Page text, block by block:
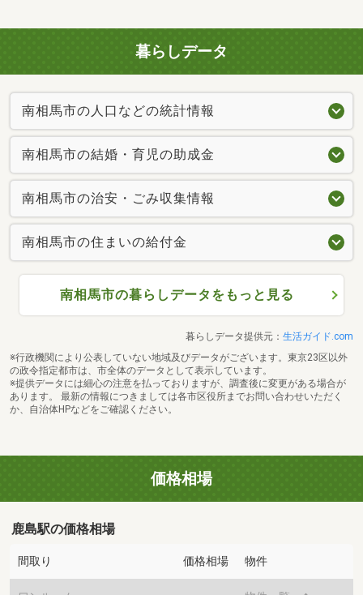
暮らしデータ
南相馬市の人口などの統計情報
南相馬市の結婚・育児の助成金
南相馬市の治安・ごみ収集情報
南相馬市の住まいの給付金
南相馬市の暮らしデータをもっと見る
暮らしデータ提供元： 生活ガイド.com
※行政機関により公表していない地域及びデータがございます。東京23区以外
の政令指定都市は、市全体のデータとして表示しています。
※提供データには細心の注意を払っておりますが、調査後に変更がある場合が
あります。 最新の情報につきましては各市区役所までお問い合わせいただく
か、自治体HPなどをご確認ください。
価格相場
鹿島駅の価格相場
間取り 価格相場 物件